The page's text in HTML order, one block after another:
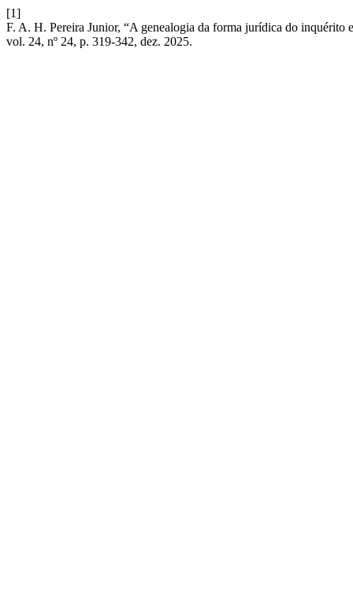
[1]
F. A. H. Pereira Junior, “A genealogia da forma jurídica do
vol. 24, nº 24, p. 319-342, dez. 2025.